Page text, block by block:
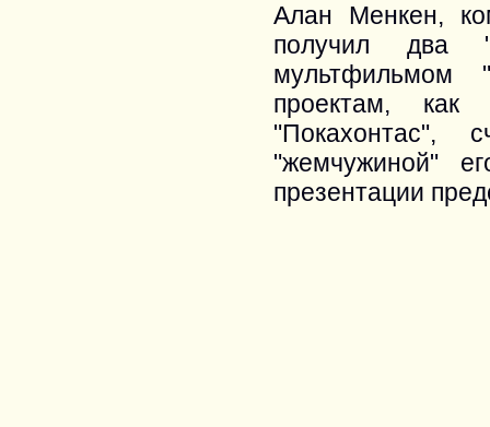
Алан Менкен,
получил два
мультфильмом
проектам,
"Покахонтас",
"жемчужиной"
презентации